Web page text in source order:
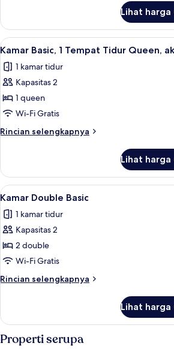
Queen
Kamar
Basic,
1
Tidur
Queen
Lihat
Lihat
semua
foto
untuk
Kamar
Basic,
1
Tempat
Queen,
akses
difabel
10
Kamar Basic, 1 Tempat Tidur Queen,
1 kamar tidur
Kapasitas 2
1 queen
Wi-Fi Gratis
Rincian selengkapnya
Rincian
Kamar
Basic,
1
Tidur
Queen,
difabel
Lihat
Lihat
semua
foto
untuk
Kamar
Double
Basic
10
Kamar Double Basic
1 kamar tidur
Kapasitas 2
2 double
Wi-Fi Gratis
Rincian selengkapnya
Rincian
Kamar
Double
Basic
Lihat
Properti serupa